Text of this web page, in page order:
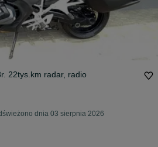
22tys.km radar, radio
dnia 03 sierpnia 2026